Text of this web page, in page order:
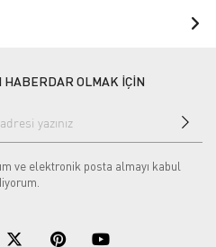
OLMAK İÇİN
ve elektronik posta almayı kabul